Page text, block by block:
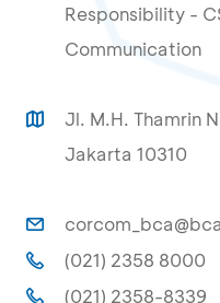
Responsibility -
Communication
Jl. M.H. Thamrin
Jakarta 10310
(021) 2358 8000
(021) 2358-8339